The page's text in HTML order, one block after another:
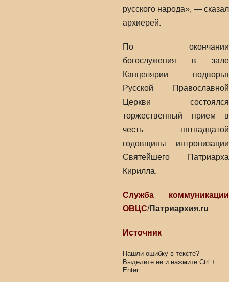
русского народа», — сказал
архиерей.
По окончании
богослужения в зале
Канцелярии подворья
Русской Православной
Церкви состоялся
торжественный прием в
честь пятнадцатой
годовщины интронизации
Святейшего Патриарха
Кирилла.
Служба коммуникации
ОВЦС/Патриархия.ru
Источник
Нашли ошибку в тексте?
Выделите ее и нажмите Ctrl +
Enter